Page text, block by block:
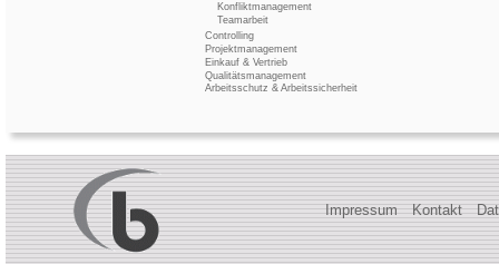
Konfliktmanagement
Teamarbeit
Controlling
Projektmanagement
Einkauf & Vertrieb
Qualitätsmanagement
Arbeitsschutz & Arbeitssicherheit
Impressum Kontakt